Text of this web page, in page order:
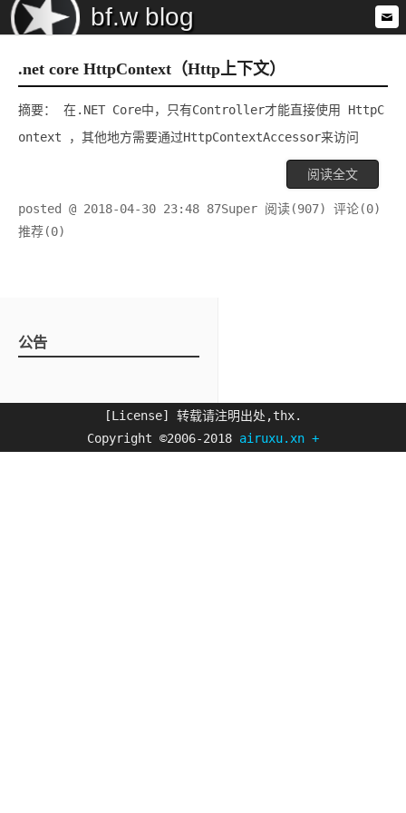
bf.w blog
.net core HttpContext（Http上下文）
摘要： 在.NET Core中，只有Controller才能直接使用 HttpC
ontext ，其他地方需要通过HttpContextAccessor来访问
阅读全文
posted @ 2018-04-30 23:48 87Super 阅读(907)
评论(0)
推荐(0)
公告
[License] 转载请注明出处,thx.
Copyright ©2006-2018 airuxu.xn +